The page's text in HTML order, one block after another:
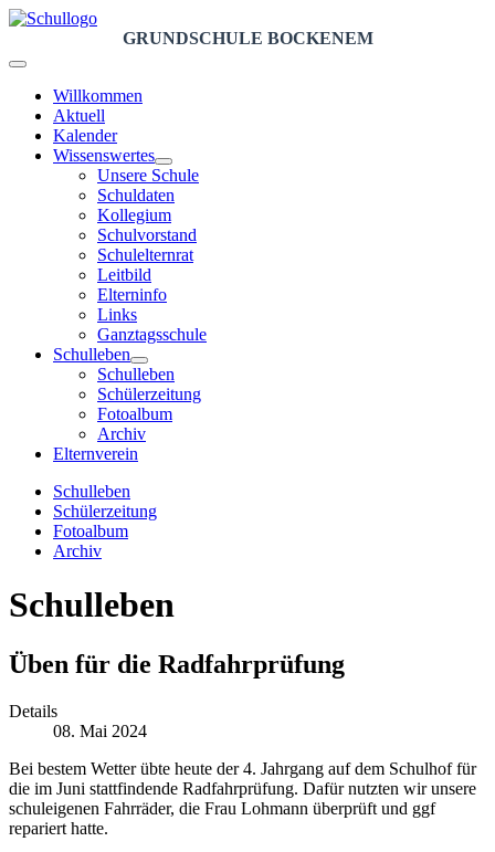
GRUNDSCHULE BOCKENEM
Willkommen
Aktuell
Kalender
Wissenswertes
Unsere Schule
Schuldaten
Kollegium
Schulvorstand
Schulelternrat
Leitbild
Elterninfo
Links
Ganztagsschule
Schulleben
Schulleben
Schülerzeitung
Fotoalbum
Archiv
Elternverein
Schulleben
Schülerzeitung
Fotoalbum
Archiv
Schulleben
Üben für die Radfahrprüfung
Details
08. Mai 2024
Bei bestem Wetter übte heute der 4. Jahrgang auf dem Schulhof für
die im Juni stattfindende Radfahrprüfung. Dafür nutzten wir unsere
schuleigenen Fahrräder, die Frau Lohmann überprüft und ggf
repariert hatte.